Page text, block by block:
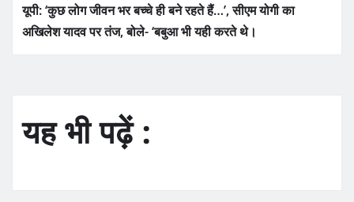
यूपी: ‘कुछ लोग जीवन भर बच्चे ही बने रहते हैं…’, सीएम योगी का
अखिलेश यादव पर तंज, बोले- ‘बबुआ भी यही करते थे।
यह भी पढ़ें :